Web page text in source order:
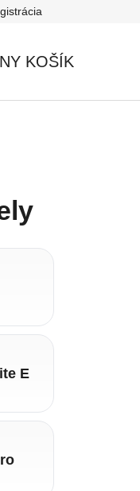
KOŠÍK
E